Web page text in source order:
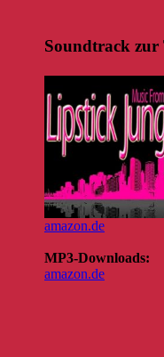
Soundtrack zur
amazon.de
MP3-Downloads:
amazon.de